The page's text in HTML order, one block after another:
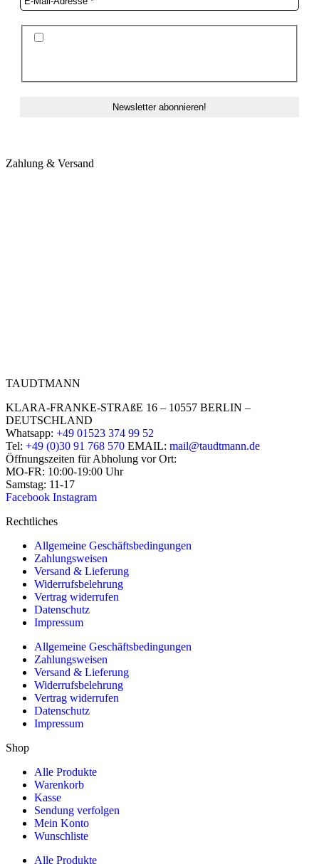
Zahlung & Versand
TAUDTMANN
KLARA-FRANKE-STRAßE 16 – 10557 BERLIN –
DEUTSCHLAND
Whatsapp: +49 01523 374 99 52
Tel: +49 (0)30 91 768 570 EMAIL: mail@taudtmann.de
Öffnungszeiten für Abholung vor Ort:
MO-FR: 10:00-19:00 Uhr
Samstag: 11-17
Facebook Instagram
Rechtliches
Allgemeine Geschäftsbedingungen
Zahlungsweisen
Versand & Lieferung
Widerrufsbelehrung
Vertrag widerrufen
Datenschutz
Impressum
Allgemeine Geschäftsbedingungen
Zahlungsweisen
Versand & Lieferung
Widerrufsbelehrung
Vertrag widerrufen
Datenschutz
Impressum
Shop
Alle Produkte
Warenkorb
Kasse
Sendung verfolgen
Mein Konto
Wunschliste
Alle Produkte